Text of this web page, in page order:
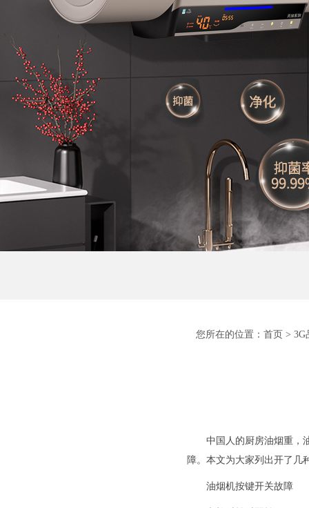
您所在的位置： 首页 > 3G
中国人的厨房油烟重，
障。本文为大家列出开了几
油烟机按键开关故障